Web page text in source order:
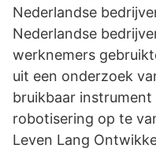
Nederlandse
Nederlandse
werknemers
uit een onderzoek
bruikbaar
robotisering op te
Leven Lang